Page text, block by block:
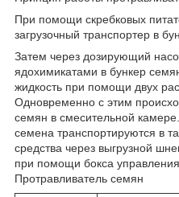
При помощи скребковых
загрузочный транспортер в
Затем через дозирующий
ядохимикатами в бункер
жидкость при помощи двух
Одновременно с этим
семян в смесительной
семена транспортируются в
средства через выгрузной
при помощи бокса
Протравливатель семян